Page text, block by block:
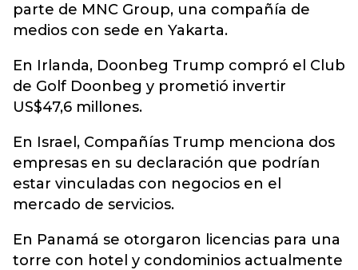
parte de MNC Group, una compañía de
medios con sede en Yakarta.
En Irlanda, Doonbeg Trump compró el Club
de Golf Doonbeg y prometió invertir
US$47,6 millones.
En Israel, Compañías Trump menciona dos
empresas en su declaración que podrían
estar vinculadas con negocios en el
mercado de servicios.
En Panamá se otorgaron licencias para una
torre con hotel y condominios actualmente